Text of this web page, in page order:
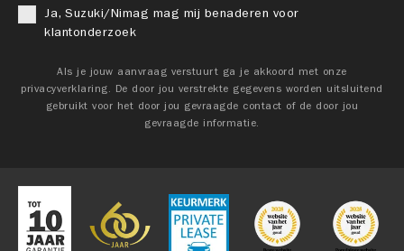
Ja, Suzuki/Nimag mag mij benaderen voor
klantonderzoek
Als je jouw aanvraag verstuurt ga je akkoord met onze
privacyverklaring. De door jou verstrekte gegevens worden uitsluitend
gebruikt voor het door jou gevraagde contact of de door jou
gevraagde informatie.